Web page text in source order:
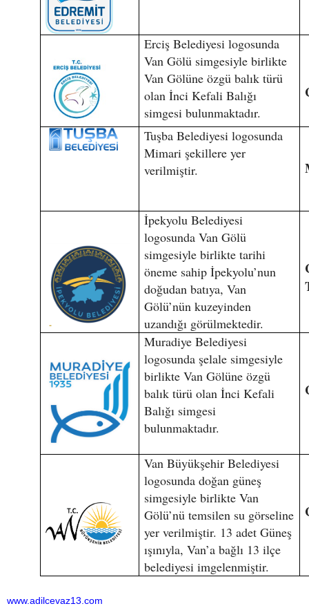
Erciş Belediyesi logosunda
Van Gölü simgesiyle birlikte
Van Gölüne özgü balık türü
olan İnci Kefali Balığı
simgesi bulunmaktadır.
Tuşba Belediyesi logosunda
Mimari şekillere yer
verilmiştir.
İpekyolu Belediyesi
logosunda Van Gölü
simgesiyle birlikte tarihi
öneme sahip İpekyolu’nun
doğudan batıya, Van
Gölü’nün kuzeyinden
uzandığı görülmektedir.
Muradiye Belediyesi
logosunda şelale simgesiyle
birlikte Van Gölüne özgü
balık türü olan İnci Kefali
Balığı simgesi
bulunmaktadır.
Van Büyükşehir Belediyesi
logosunda doğan güneş
simgesiyle birlikte Van
Gölü’nü temsilen su görseline
yer verilmiştir. 13 adet Güneş
ışınıyla, Van’a bağlı 13 ilçe
belediyesi imgelenmiştir.
www.adilcevaz13.com